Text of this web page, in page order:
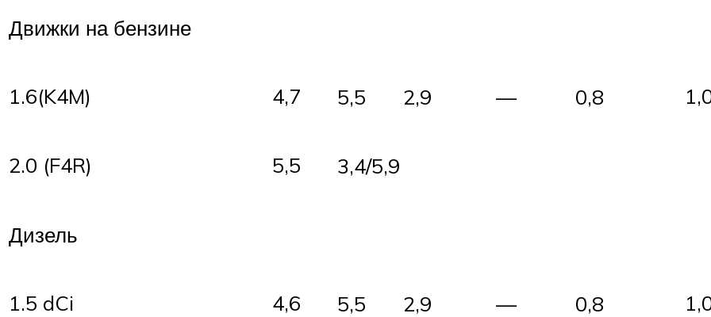
Движки на бензине
1.6(K4M) 4,7 5,5 2,9 — 0,8
2.0 (F4R) 5,5 3,4/5,9
Дизель
1.5 dCi 4,6 5,5 2,9 — 0,8